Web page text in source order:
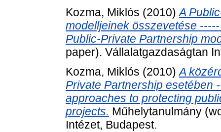
Kozma, Miklós (2010)A
modelljeinek összevetése
Public-Private Partnership
paper). Vállalatgazdaságtan
Kozma, Miklós (2010)A
Private Partnership esetében
approaches to protecting
projects. Műhelytanulmány
Intézet, Budapest.